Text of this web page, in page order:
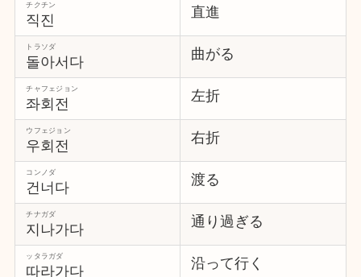
직진
チクチン 直進
돌아서다
トラソダ 曲がる
좌회전
チャフェジョン 左折
우회전
ウフェジョン 右折
건너다
コンノダ 渡る
지나가다
チナガダ 通り過ぎる
따라가다
ッタラガダ 沿って行く